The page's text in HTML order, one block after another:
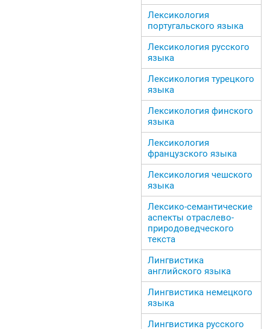
Лексикология
португальского языка
Лексикология русского
языка
Лексикология турецкого
языка
Лексикология финского
языка
Лексикология
французского языка
Лексикология чешского
языка
Лексико-семантические
аспекты отраслево-
природоведческого
текста
Лингвистика
английского языка
Лингвистика немецкого
языка
Лингвистика русского